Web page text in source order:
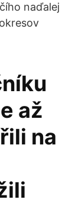
naďalej
až
na